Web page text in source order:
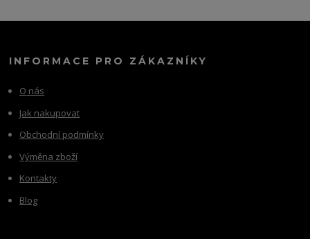
INFORMACE PRO ZÁKAZNÍKY
O nás
Jak nakupovat
Obchodní podmínky
Výměna zboží
Kontakty
Blog